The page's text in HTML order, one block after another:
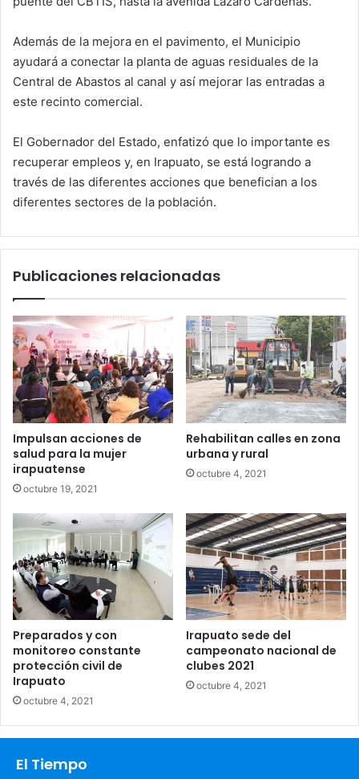
Además de la mejora en el pavimento, el Municipio
ayudará a conectar la planta de aguas residuales de la
Central de Abastos al canal y así mejorar las entradas a
este recinto comercial.
El Gobernador del Estado, enfatizó que lo importante es
recuperar empleos y, en Irapuato, se está logrando a
través de las diferentes acciones que benefician a los
diferentes sectores de la población.
Publicaciones relacionadas
Impulsan acciones de
salud para la mujer
irapuatense
octubre 19, 2021
Rehabilitan calles en zona
urbana y rural
octubre 4, 2021
Preparados y con
monitoreo constante
protección civil de
Irapuato
octubre 4, 2021
Irapuato sede del
campeonato nacional de
clubes 2021
octubre 4, 2021
El Tiempo